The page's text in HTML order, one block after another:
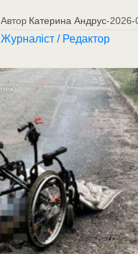
Автор Катерина Андрус-2026-
Журналіст / Редактор